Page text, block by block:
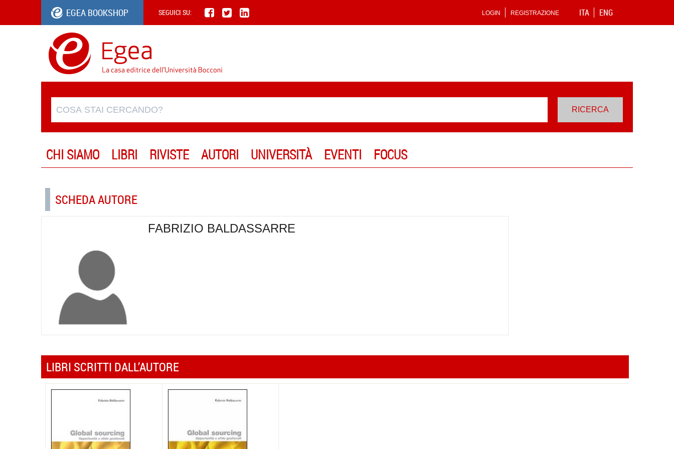
EGEA BOOKSHOP SEGUICI SU: ITA ENG
LOGIN REGISTRAZIONE
CHI SIAMO LIBRI RIVISTE AUTORI UNIVERSITÀ EVENTI FOCUS
SCHEDA AUTORE
FABRIZIO BALDASSARRE
LIBRI SCRITTI DALL’AUTORE